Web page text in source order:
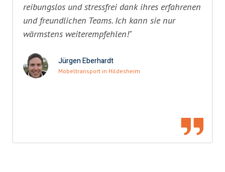
reibungslos und stressfrei dank ihres erfahrenen
und freundlichen Teams. Ich kann sie nur
wärmstens weiterempfehlen!"
Jürgen Eberhardt
Möbeltransport in Hildesheim